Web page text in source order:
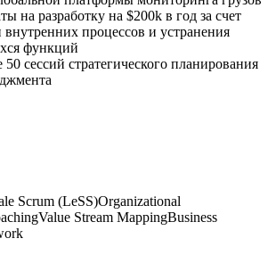
на разработку на $200k в год за счет
процессов и устранения
функций
сессий стратегического планирования
Scrum (LeSS)Organizational
Value Stream MappingBusiness